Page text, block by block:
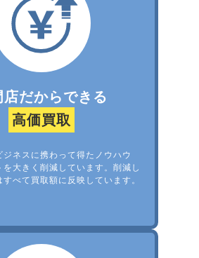
店だからできる
高価買取
ジネスに携わって得たノウハウ
を大きく削減しています。削減し
べて買取額に反映しています。